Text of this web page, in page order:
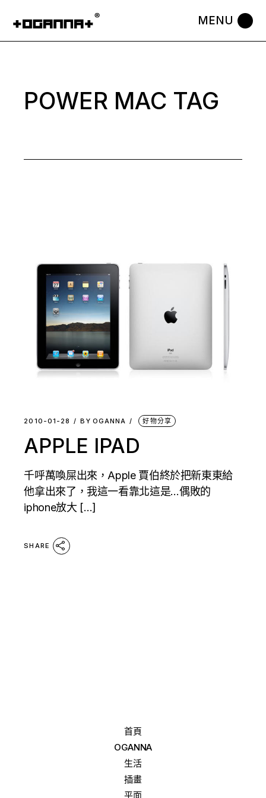
the
POWER MAC TAG
2010-01-28 BY OGANNA 好物分享
APPLE IPAD
千呼萬喚屎出來，Apple 賈伯終於把新東東給
他拿出來了，我這一看靠北這是…偶敗的
iphone放大 […]
SHARE
首頁
OGANNA
生活
插畫
平面